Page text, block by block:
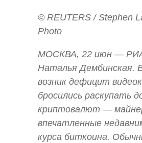
© REUTERS / Stephen
Photo
МОСКВА, 22 июн —
Наталья Дембинская.
возник дефицит
бросились раскупать
криптовалют —
впечатленные
курса биткоина.